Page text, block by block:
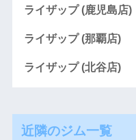
ライザップ (鹿児島店)
ライザップ (那覇店)
ライザップ (北谷店)
近隣のジム一覧